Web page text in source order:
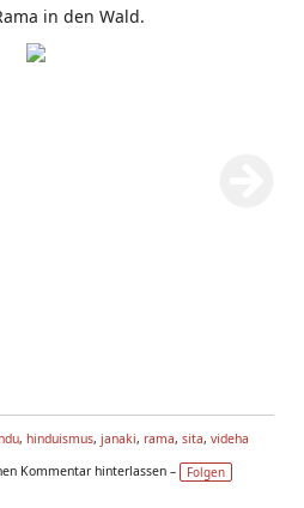
in den Wald.
, hinduismus, janaki, rama, sita, videha
Kommentar hinterlassen –
Folgen